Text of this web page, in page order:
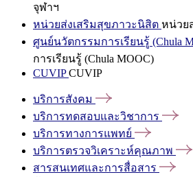
จุฬาฯ
หน่วยส่งเสริมสุขภาวะนิสิต หน่วย
ศูนย์นวัตกรรมการเรียนรู้ (Chula
การเรียนรู้ (Chula MOOC)
CUVIPCUVIP
บริการสังคม
บริการทดสอบและวิชาการ
บริการทางการแพทย์
บริการตรวจวิเคราะห์คุณภาพ
สารสนเทศและการสื่อสาร